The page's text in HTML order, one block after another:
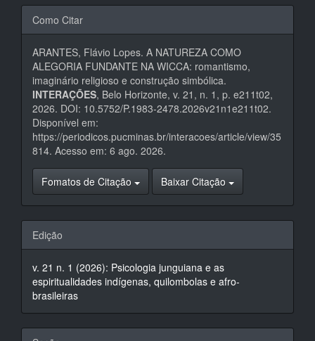
Detalhes
do
artigo
Como Citar
ARANTES, Flávio Lopes. A NATUREZA COMO
ALEGORIA FUNDANTE NA WICCA: romantismo,
imaginário religioso e construção simbólica.
INTERAÇÕES, Belo Horizonte, v. 21, n. 1, p. e211t02,
2026. DOI: 10.5752/P.1983-2478.2026v21n1e211t02.
Disponível em:
https://periodicos.pucminas.br/interacoes/article/view/35
814. Acesso em: 6 ago. 2026.
Fomatos de Citação Baixar Citação
Edição
v. 21 n. 1 (2026): Psicologia junguiana e as
espiritualidades indígenas, quilombolas e afro-
brasileiras